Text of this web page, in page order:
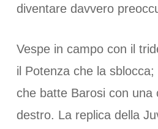
diventare davvero
Vespe in campo con il
il Potenza che la
che batte Barosi con una
destro. La replica della